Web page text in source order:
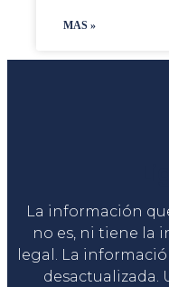
MAS »
La información
no es, ni tiene la
legal. La
desactualizada.